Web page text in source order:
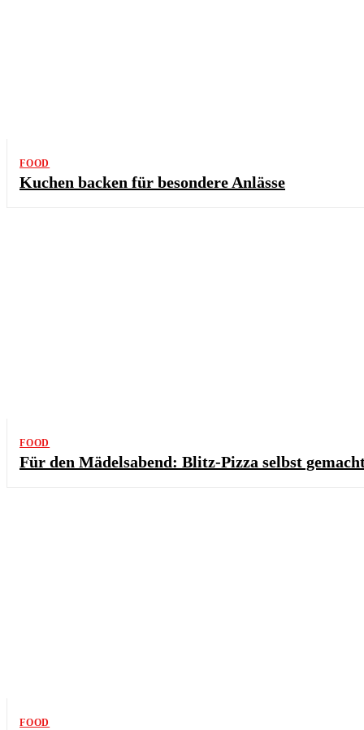
FOOD
Kuchen backen für besondere Anlässe
FOOD
Für den Mädelsabend: Blitz-Pizza selbst
FOOD